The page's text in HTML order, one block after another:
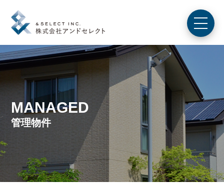
MANAGED
管理物件